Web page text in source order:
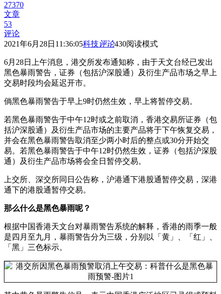
27370
文章
53
评论
2021年6月28日11:36:05科技评论430阅读模式
6月28日上午消息，港交所发布通知称，由于天文台经已发出
黑色暴雨警告，证券（包括沪深股通）及衍生产品市场之早上
交易时段均会延迟开市。
倘黑色暴雨警告于早上9时仍然生效，早上将暂停交易。
若黑色暴雨警告于中午12时或之前取消，香港交易所证券（包
括沪深股通）及衍生产品市场的主要产品将于下午恢复交易，
并会在黑色暴雨警告取消至少两小时后的整点或30分开始交
易。若黑色暴雨警告于中午12时仍然生效，证券（包括沪深股
通）及衍生产品市场将会全日暂停交易。
上交所、深交所同日公告称，沪港通下港股通暂停交易，深港
通下的港股通暂停交易。
那么什么是黑色暴雨呢？
根据中国香港天文台对暴雨警告系统的解释，香港的雨季一般
是四月至九月，暴雨警告分为三级，分别以「黄」、「红」、
「黑」三色标示。